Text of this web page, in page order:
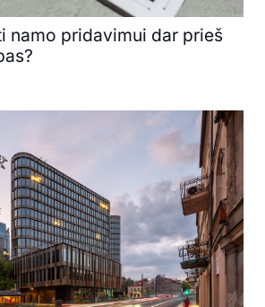
namo pridavimui dar prieš